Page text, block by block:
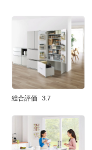
総合評価 3.7